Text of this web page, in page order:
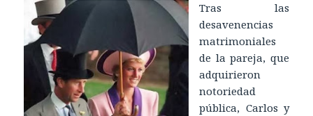
Tras las
desavenencias
matrimoniales
de la pareja, que
adquirieron
notoriedad
pública, Carlos y